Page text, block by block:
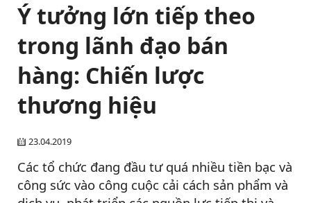
Ý tưởng lớn tiếp theo
trong lãnh đạo bán
hàng: Chiến lược
thương hiệu
23.04.2019
Các tổ chức đang đầu tư quá nhiều tiền bạc và
công sức vào công cuộc cải cách sản phẩm và